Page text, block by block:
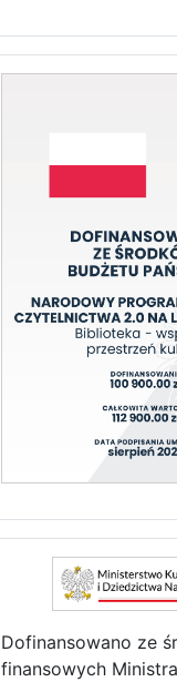
Dofinansowano ze
finansowych